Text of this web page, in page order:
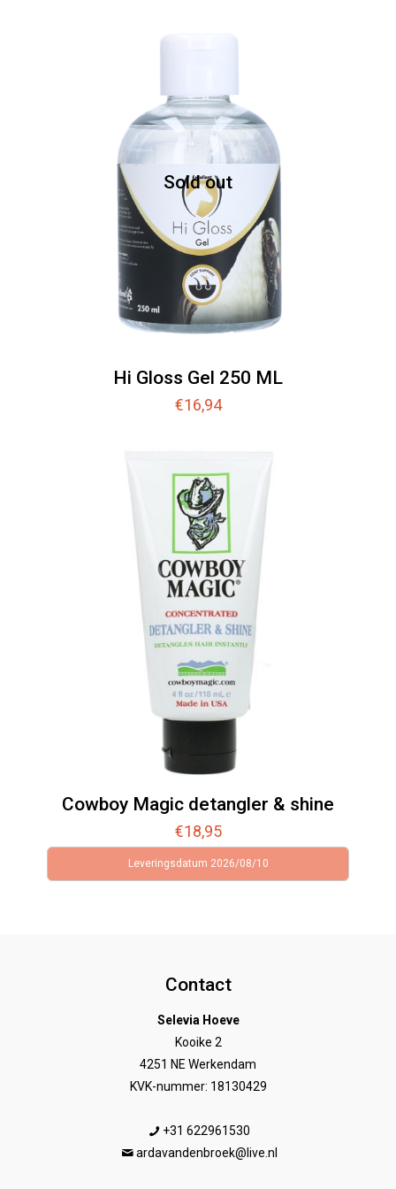
Sold out
Hi Gloss Gel 250 ML
€16,94
Cowboy Magic detangler & shine
€18,95
Leveringsdatum 2026/08/10
Contact
Selevia Hoeve
Kooike 2
4251 NE Werkendam
KVK-nummer: 18130429
+31 622961530
ardavandenbroek@live.nl